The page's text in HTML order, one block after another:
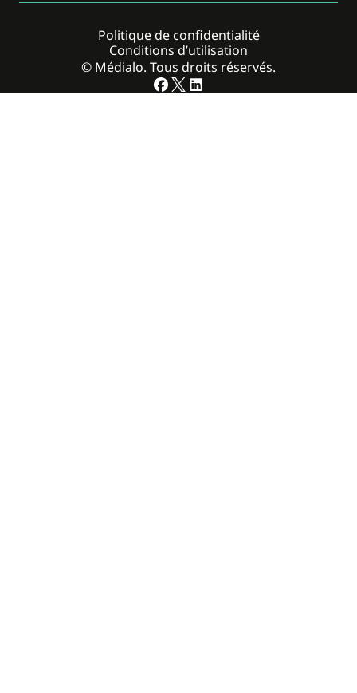
© Médialo. Tous droits réservés.
Politique de confidentialité
Conditions d’utilisation